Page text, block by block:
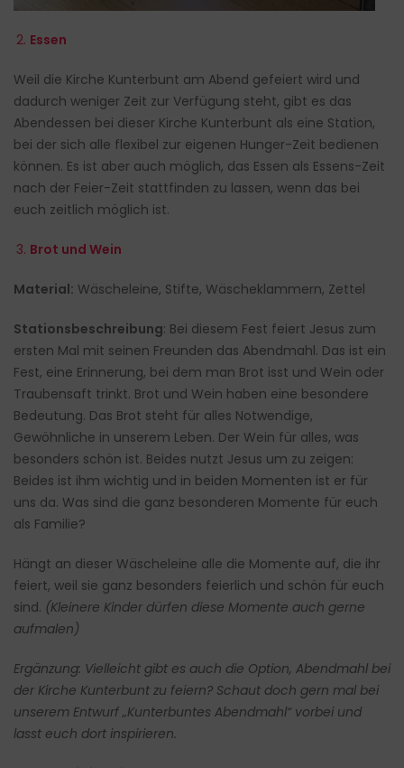
2. Essen
Weil die Kirche Kunterbunt am Abend gefeiert wird und
dadurch weniger Zeit zur Verfügung steht, gibt es das
Abendessen bei dieser Kirche Kunterbunt als eine Station,
bei der sich alle flexibel zur eigenen Hunger-Zeit bedienen
können. Es ist aber auch möglich, das Essen als Essens-Zeit
nach der Feier-Zeit stattfinden zu lassen, wenn das bei
euch zeitlich möglich ist.
3. Brot und Wein
Material: Wäscheleine, Stifte, Wäscheklammern, Zettel
Stationsbeschreibung: Bei diesem Fest feiert Jesus zum
ersten Mal mit seinen Freunden das Abendmahl. Das ist ein
Fest, eine Erinnerung, bei dem man Brot isst und Wein oder
Traubensaft trinkt. Brot und Wein haben eine besondere
Bedeutung. Das Brot steht für alles Notwendige,
Gewöhnliche in unserem Leben. Der Wein für alles, was
besonders schön ist. Beides nutzt Jesus um zu zeigen:
Beides ist ihm wichtig und in beiden Momenten ist er für
uns da. Was sind die ganz besonderen Momente für euch
als Familie?
Hängt an dieser Wäscheleine alle die Momente auf, die ihr
feiert, weil sie ganz besonders feierlich und schön für euch
sind. (Kleinere Kinder dürfen diese Momente auch gerne
aufmalen)
Ergänzung: Vielleicht gibt es auch die Option, Abendmahl bei
der Kirche Kunterbunt zu feiern? Schaut doch gern mal bei
unserem Entwurf „Kunterbuntes Abendmahl“ vorbei und
lasst euch dort inspirieren.